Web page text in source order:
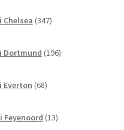
347izdelkov
Dortmund 196izdelkov
Everton 68izdelkov
Feyenoord 13izdelkov